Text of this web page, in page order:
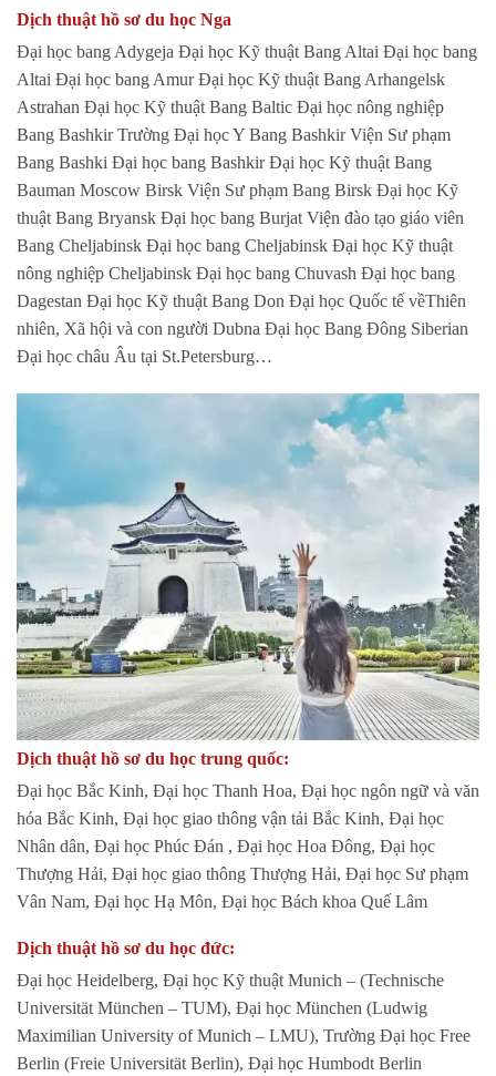
Dịch thuật hồ sơ du học Nga
Đại học bang Adygeja Đại học Kỹ thuật Bang Altai Đại học bang
Altai Đại học bang Amur Đại học Kỹ thuật Bang Arhangelsk
Astrahan Đại học Kỹ thuật Bang Baltic Đại học nông nghiệp
Bang Bashkir Trường Đại học Y Bang Bashkir Viện Sư phạm
Bang Bashki Đại học bang Bashkir Đại học Kỹ thuật Bang
Bauman Moscow Birsk Viện Sư phạm Bang Birsk Đại học Kỹ
thuật Bang Bryansk Đại học bang Burjat Viện đào tạo giáo viên
Bang Cheljabinsk Đại học bang Cheljabinsk Đại học Kỹ thuật
nông nghiệp Cheljabinsk Đại học bang Chuvash Đại học bang
Dagestan Đại học Kỹ thuật Bang Don Đại học Quốc tế vềThiên
nhiên, Xã hội và con người Dubna Đại học Bang Đông Siberian
Đại học châu Âu tại St.Petersburg…
Dịch thuật hồ sơ du học trung quốc:
Đại học Bắc Kinh, Đại học Thanh Hoa, Đại học ngôn ngữ và văn
hóa Bắc Kinh, Đại học giao thông vận tải Bắc Kinh, Đại học
Nhân dân, Đại học Phúc Đán , Đại học Hoa Đông, Đại học
Thượng Hải, Đại học giao thông Thượng Hải, Đại học Sư phạm
Vân Nam, Đại học Hạ Môn, Đại học Bách khoa Quế Lâm
Dịch thuật hồ sơ du học đức:
Đại học Heidelberg, Đại học Kỹ thuật Munich – (Technische
Universität München – TUM), Đại học München (Ludwig
Maximilian University of Munich – LMU), Trường Đại học Free
Berlin (Freie Universität Berlin), Đại học Humbodt Berlin